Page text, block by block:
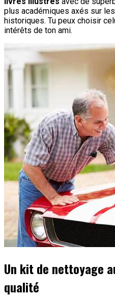
plus académiques axés sur
historiques. Tu peux choisir
intérêts de ton ami.
Un kit de nettoyage
qualité